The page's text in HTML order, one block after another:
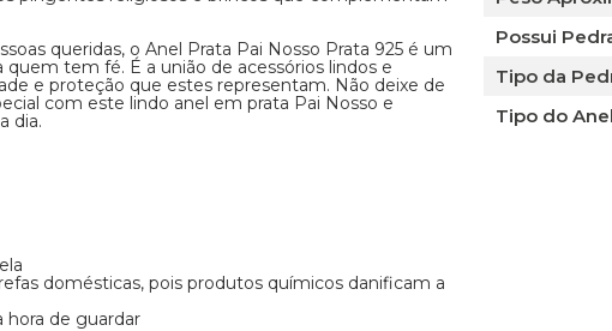
queridas, o Anel Prata Pai Nosso Prata 925 é um
quem tem fé. É a união de acessórios lindos e
e proteção que estes representam. Não deixe de
com este lindo anel em prata Pai Nosso e
dia.
domésticas, pois produtos químicos danificam a
hora de guardar
Possui
Tipo da
Tipo do Anel